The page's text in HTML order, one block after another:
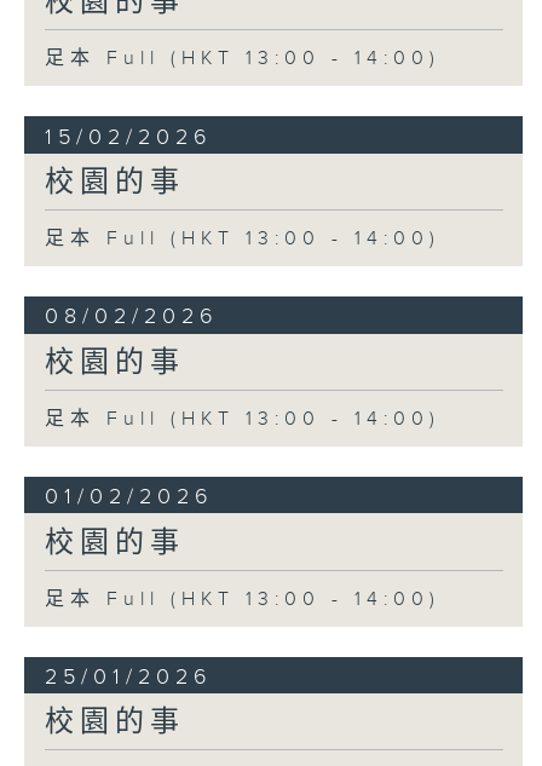
足本 Full (HKT 13:00 - 14:00)
15/02/2026
校園的事
足本 Full (HKT 13:00 - 14:00)
08/02/2026
校園的事
足本 Full (HKT 13:00 - 14:00)
01/02/2026
校園的事
足本 Full (HKT 13:00 - 14:00)
25/01/2026
校園的事